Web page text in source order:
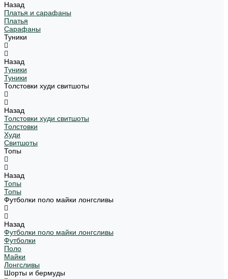
Назад
Платья и сарафаны
Платья
Сарафаны
Туники
Назад
Туники
Туники
Толстовки худи свитшоты
Назад
Толстовки худи свитшоты
Толстовки
Худи
Свитшоты
Топы
Назад
Топы
Топы
Футболки поло майки лонгсливы
Назад
Футболки поло майки лонгсливы
Футболки
Поло
Майки
Лонгсливы
Шорты и бермуды